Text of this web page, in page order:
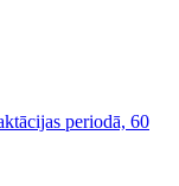
periodā, 60